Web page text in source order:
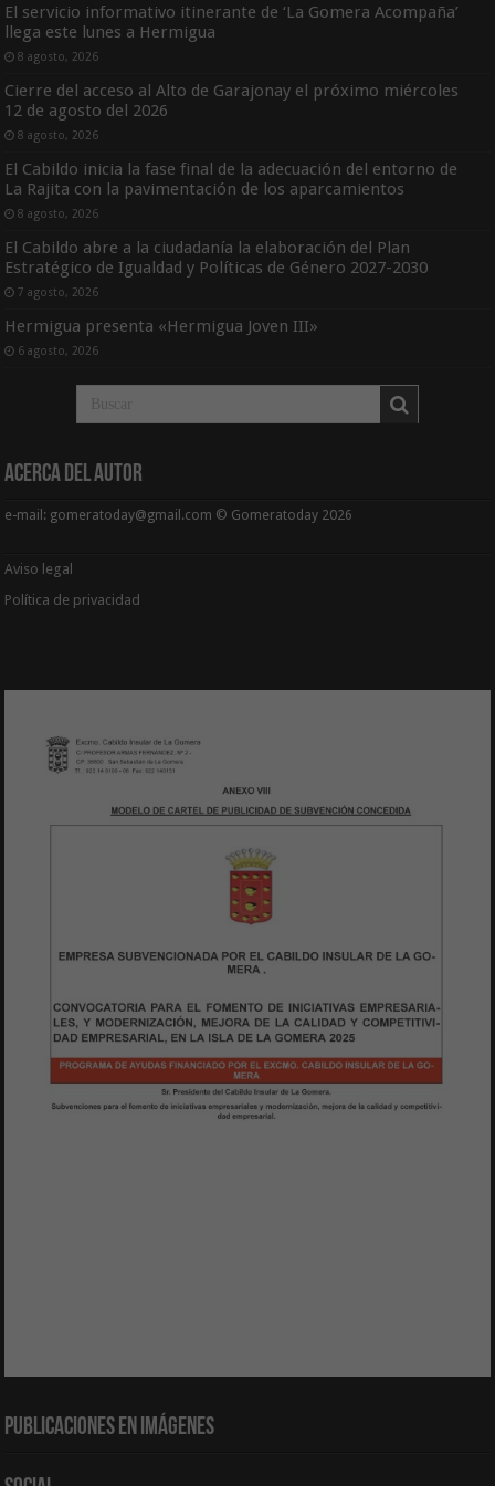
El servicio informativo itinerante de ‘La Gomera Acompaña’
llega este lunes a Hermigua
8 agosto, 2026
Cierre del acceso al Alto de Garajonay el próximo miércoles
12 de agosto del 2026
8 agosto, 2026
El Cabildo inicia la fase final de la adecuación del entorno de
La Rajita con la pavimentación de los aparcamientos
8 agosto, 2026
El Cabildo abre a la ciudadanía la elaboración del Plan
Estratégico de Igualdad y Políticas de Género 2027-2030
7 agosto, 2026
Hermigua presenta «Hermigua Joven III»
6 agosto, 2026
Acerca del Autor
e-mail: gomeratoday@gmail.com © Gomeratoday 2026
Aviso legal
Política de privacidad
Publicaciones en Imágenes